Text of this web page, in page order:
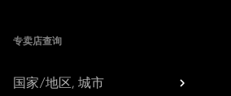
专卖店查询
国家/地区, 城市